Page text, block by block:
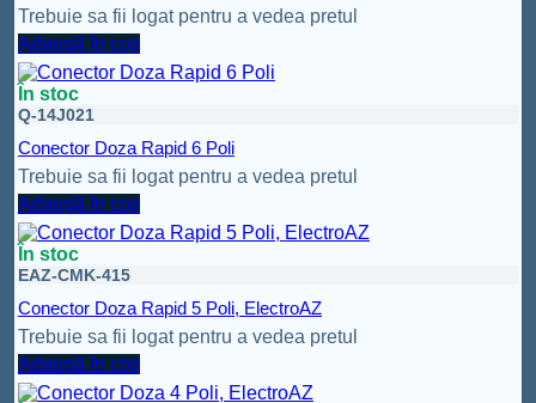
Trebuie sa fii logat pentru a vedea pretul
Adaugă în coș
În stoc
Q-14J021
Conector Doza Rapid 6 Poli
Trebuie sa fii logat pentru a vedea pretul
Adaugă în coș
În stoc
EAZ-CMK-415
Conector Doza Rapid 5 Poli, ElectroAZ
Trebuie sa fii logat pentru a vedea pretul
Adaugă în coș